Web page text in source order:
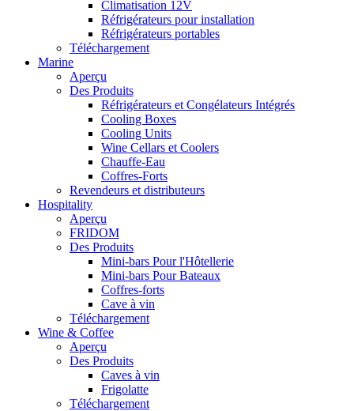
Climatisation 12V
Réfrigérateurs pour installation
Réfrigérateurs portables
Téléchargement
Marine
Aperçu
Des Produits
Réfrigérateurs et Congélateurs Intégrés
Cooling Boxes
Cooling Units
Wine Cellars et Coolers
Chauffe-Eau
Coffres-Forts
Revendeurs et distributeurs
Hospitality
Aperçu
FRIDOM
Des Produits
Mini-bars Pour l'Hôtellerie
Mini-bars Pour Bateaux
Coffres-forts
Cave à vin
Téléchargement
Wine & Coffee
Aperçu
Des Produits
Caves à vin
Frigolatte
Téléchargement